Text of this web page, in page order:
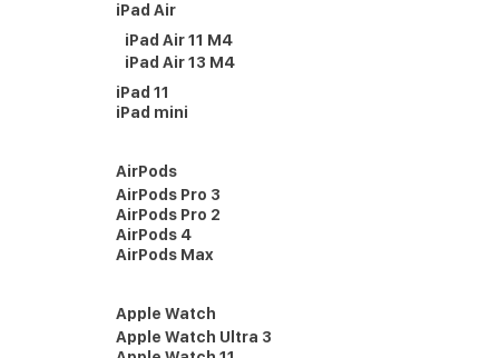
iPad Air
iPad Air 11 M4
iPad Air 13 M4
iPad 11
iPad mini
AirPods
AirPods Pro 3
AirPods Pro 2
AirPods 4
AirPods Max
Apple Watch
Apple Watch Ultra 3